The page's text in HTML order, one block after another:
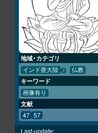
地域・カテゴリ
インド亜大陸 仏教
キーワード
画像有り
文献
47 57
Last-update: